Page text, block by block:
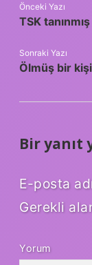
Önceki Yazı
TSK
Sonraki Yazı
Ölmüş bir
Bir yanıt
E-posta
Gerekli
Yorum